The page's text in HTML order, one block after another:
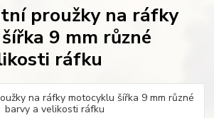
proužky na ráfky
9 mm různé
ráfku